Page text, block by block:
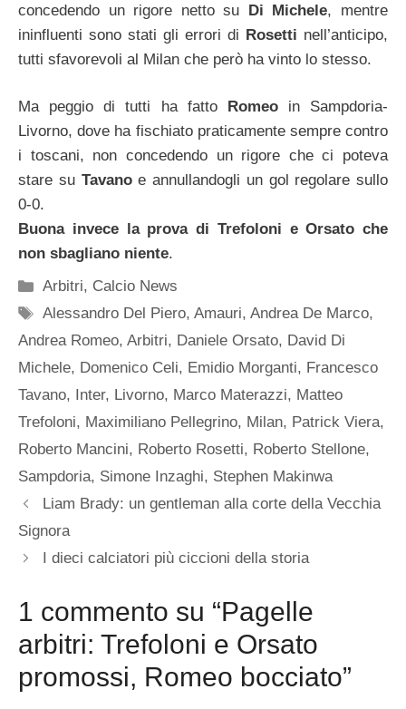
concedendo un rigore netto su Di Michele, mentre
ininfluenti sono stati gli errori di Rosetti nell’anticipo,
tutti sfavorevoli al Milan che però ha vinto lo stesso.
Ma peggio di tutti ha fatto Romeo in Sampdoria-
Livorno, dove ha fischiato praticamente sempre contro
i toscani, non concedendo un rigore che ci poteva
stare su Tavanoe annullandogli un gol regolare sullo
0-0.
Buona invece la prova di Trefoloni e Orsato che
non sbagliano niente.
Categorie
Arbitri, Calcio News
Tag
Alessandro Del Piero,Amauri,Andrea De Marco,
Andrea Romeo, Arbitri, Daniele Orsato, David Di
Michele, Domenico Celi, Emidio Morganti, Francesco
Tavano, Inter, Livorno, Marco Materazzi, Matteo
Trefoloni, Maximiliano Pellegrino, Milan, Patrick Viera,
Roberto Mancini, Roberto Rosetti, Roberto Stellone,
Sampdoria, Simone Inzaghi, Stephen Makinwa
Liam Brady: un gentleman alla corte della Vecchia
Signora
I dieci calciatori più ciccioni della storia
1 commento su “Pagelle
arbitri: Trefoloni e Orsato
promossi, Romeo bocciato”